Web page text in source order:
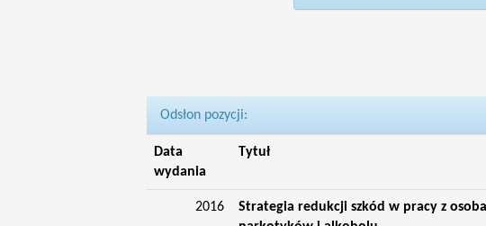
Odsłon pozycji:
Data
wydania
Tytuł
2016
Strategia redukcji szkód w pracy z